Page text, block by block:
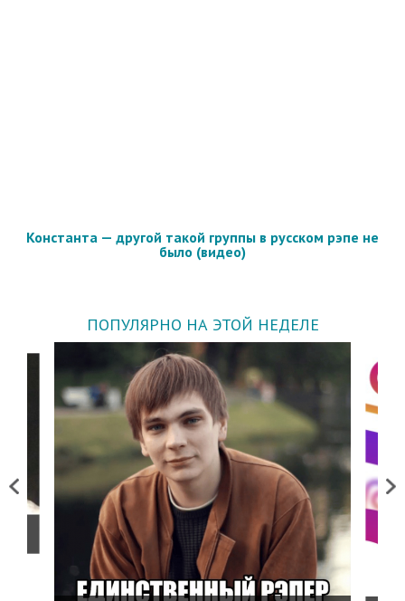
Константа — другой такой группы в русском рэпе не
было (видео)
ПОПУЛЯРНО НА ЭТОЙ НЕДЕЛЕ
Previous Next